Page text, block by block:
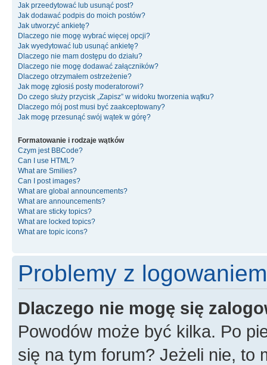
Jak przeedytować lub usunąć post?
Jak dodawać podpis do moich postów?
Jak utworzyć ankietę?
Dlaczego nie mogę wybrać więcej opcji?
Jak wyedytować lub usunąć ankietę?
Dlaczego nie mam dostępu do działu?
Dlaczego nie mogę dodawać załączników?
Dlaczego otrzymałem ostrzeżenie?
Jak mogę zgłosiś posty moderatorowi?
Do czego służy przycisk „Zapisz” w widoku tworzenia wątku?
Dlaczego mój post musi być zaakceptowany?
Jak mogę przesunąć swój wątek w górę?
Formatowanie i rodzaje wątków
Czym jest BBCode?
Can I use HTML?
What are Smilies?
Can I post images?
What are global announcements?
What are announcements?
What are sticky topics?
What are locked topics?
What are topic icons?
Problemy z
Dlaczego nie mogę się
Powodów może być kilka. Po
się na tym forum? Jeżeli nie, to